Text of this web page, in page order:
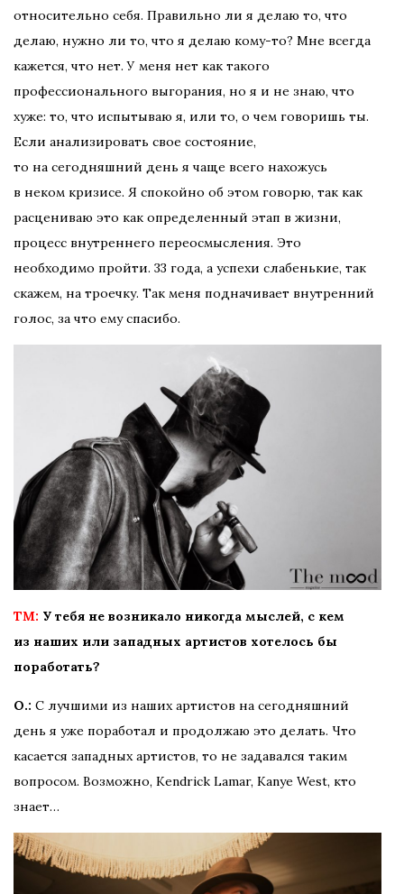
относительно себя. Правильно ли я делаю то, что
делаю, нужно ли то, что я делаю кому-то? Мне всегда
кажется, что нет. У меня нет как такого
профессионального выгорания, но я и не знаю, что
хуже: то, что испытываю я, или то, о чем говоришь ты.
Если анализировать свое состояние,
то на сегодняшний день я чаще всего нахожусь
в неком кризисе. Я спокойно об этом говорю, так как
расцениваю это как определенный этап в жизни,
процесс внутреннего переосмысления. Это
необходимо пройти. 33 года, а успехи слабенькие, так
скажем, на троечку. Так меня подначивает внутренний
голос, за что ему спасибо.
TM: У тебя не возникало никогда мыслей, с кем
из наших или западных артистов хотелось бы
поработать?
О.: С лучшими из наших артистов на сегодняшний
день я уже поработал и продолжаю это делать. Что
касается западных артистов, то не задавался таким
вопросом. Возможно, Kendrick Lamar, Kanye West, кто
знает…